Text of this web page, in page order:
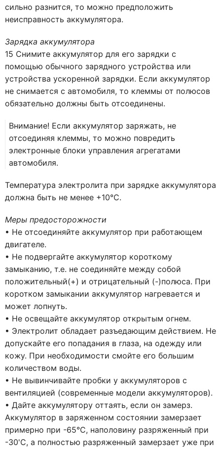
сильно разнится, то можно предположить
неисправность аккумулятора.
Зарядка аккумулятора
15 Снимите аккумулятор для его зарядки с
помощью обычного зарядного устройства или
устройства ускоренной зарядки. Если аккумулятор
не снимается с автомобиля, то клеммы от полюсов
обязательно должны быть отсоединены.
Внимание! Если аккумулятор заряжать, не
отсоединяя клеммы, то можно повредить
электронные блоки управления агрегатами
автомобиля.
Температура электролита при зарядке аккумулятора
должна быть не менее +10°С.
Меры предосторожности
• Не отсоединяйте аккумулятор при работающем
двигателе.
• Не подвергайте аккумулятор короткому
замыканию, т.е. не соединяйте между собой
положительный(+) и отрицательный (-)полюса. При
коротком замыкании аккумулятор нагревается и
может лопнуть.
• Не освещайте аккумулятор открытым огнем.
• Электролит обладает разъедающим действием. Не
допускайте его попадания в глаза, на одежду или
кожу. При необходимости смойте его большим
количеством воды.
• Не вывинчивайте пробки у аккумуляторов с
вентиляцией (современные модели аккумуляторов).
• Дайте аккумулятору оттаять, если он замерз.
Аккумулятор в заряженном состоянии замерзает
примерно при -65°С, наполовину разряженный при
-30'С, а полностью разряженный замерзает уже при